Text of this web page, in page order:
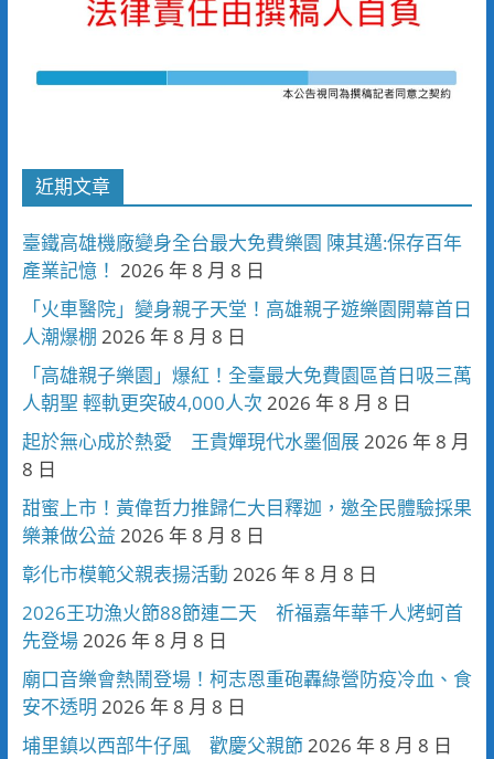
近期文章
臺鐵高雄機廠變身全台最大免費樂園 陳其邁:保存百年
產業記憶！ 2026 年 8 月 8 日
「火車醫院」變身親子天堂！高雄親子遊樂園開幕首日
人潮爆棚 2026 年 8 月 8 日
「高雄親子樂園」爆紅！全臺最大免費園區首日吸三萬
人朝聖 輕軌更突破4,000人次 2026 年 8 月 8 日
起於無心成於熱愛 王貴嬋現代水墨個展2026 年 8 月
8 日
甜蜜上市！黃偉哲力推歸仁大目釋迦，邀全民體驗採果
樂兼做公益 2026 年 8 月 8 日
彰化市模範父親表揚活動 2026 年 8 月 8 日
2026王功漁火節88節連二天 祈福嘉年華千人烤蚵首
先登場2026 年 8 月 8 日
廟口音樂會熱鬧登場！柯志恩重砲轟綠營防疫冷血、食
安不透明 2026 年 8 月 8 日
埔里鎮以西部牛仔風 歡慶父親節2026 年 8 月 8 日